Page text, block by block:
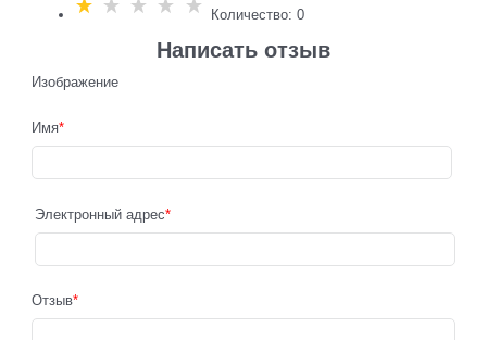
Количество: 0
Написать отзыв
Изображение
Имя
Электронный адрес
Отзыв